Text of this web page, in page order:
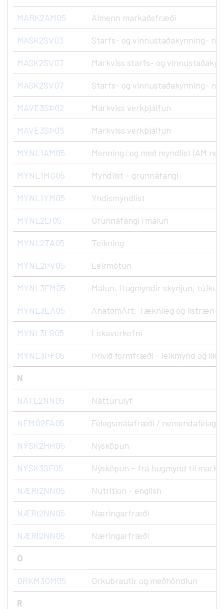
MARK2AM05 Almenn markaðsfræði
MASK2SV03 Starfs- og vinnustaðakynning-
MASK2SV07 Markviss starfs- og
MASK2SV07 Starfs- og vinnustaðakynning-
MAVE3SÞ02 Markviss verkþjálfun
MAVE3SÞ03 Markviss verkþjálfun
MYNL1AM05 Menning í og með myndlist (AM
MYNL1MG05 Myndlist - grunnáfangi
MYNL1YM05 Yndismyndlist
MYNL2LI05 Grunnáfangi í málun
MYNL2TA05 Teikning
MYNL2ÞV05 Leirmótun
MYNL3FM05 Málun. Hugmyndir skynjun, túlkun
MYNL3LA05 AnatomArt. Tæknileg og listræn
MYNL3LS05 Lokaverkefni
MYNL3ÞF05 Þrívíð formfræði - leikmynd og
N
NÁTL2NN05 Náttúrulyf
NEMÓ2FÁ05 Félagsmálafræði / nemendafélag
NÝSK2HH05 Nýsköpun
NÝSK3SF05 Nýsköpun – frá hugmynd til
NÆRI2NN05 Nutrition - english
NÆRI2NN05 Næringarfræði
NÆRI2NN05 Næringarfræði
O
ORKM3OM05 Orkubrautir og meðhöndlun
R